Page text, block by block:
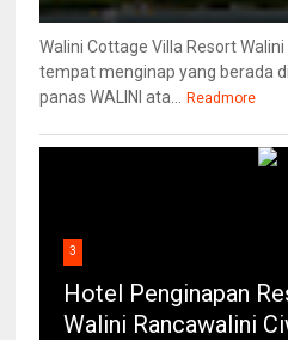
Walini Cottage Villa Resort
tempat menginap yang berada
panas WALINI ata...
Readmore
3
Hotel Penginapan
Walini Rancawalini